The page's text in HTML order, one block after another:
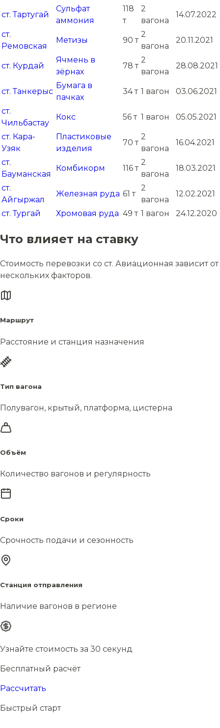
ст. Тартугай
Сульфат
аммония
118
т
2
вагона
14.07.2022
ст.
Ремовская
Метизы 90 т
2
вагона
20.11.2021
ст. Курдай
Ячмень в
зёрнах
78 т
2
вагона
28.08.2021
ст. Танкерыс
Бумага в
пачках
34 т 1 вагон 03.06.2021
ст.
Чильбастау
Кокс 56 т 1 вагон 05.05.2021
ст. Кара-
Узяк
Пластиковые
изделия
70 т
2
вагона
16.04.2021
ст.
Бауманская
Комбикорм 116 т
2
вагона
18.03.2021
ст.
Айгыржал
Железная руда 61 т
2
вагона
12.02.2021
ст. Тургай Хромовая руда 49 т 1 вагон 24.12.2020
Что влияет на ставку
Стоимость перевозки со ст. Авиационная зависит от
нескольких факторов.
Маршрут
Расстояние и станция назначения
Тип вагона
Полувагон, крытый, платформа, цистерна
Объём
Количество вагонов и регулярность
Сроки
Срочность подачи и сезонность
Станция отправления
Наличие вагонов в регионе
Узнайте стоимость за 30 секунд
Бесплатный расчёт
Рассчитать
Быстрый старт